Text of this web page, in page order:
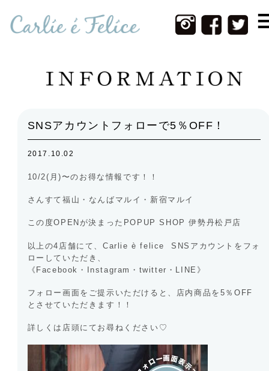
Home
New Item
Photos
SNSアカウントフォローで5％OFF！
2017.10.02
10/2(月)〜のお得な情報です！！
さんすて福山・なんばマルイ・新宿マルイ
この度OPENが決まったPOPUP SHOP 伊勢丹松戸店
以上の4店舗にて、Carlie è felice SNSアカウントをフォ
ローしていただき、
《Facebook・Instagram・twitter・LINE》
フォロー画面をご提示いただけると、店内商品を5％OFF
とさせていただきます！！
詳しくは店頭にてお尋ねください♡